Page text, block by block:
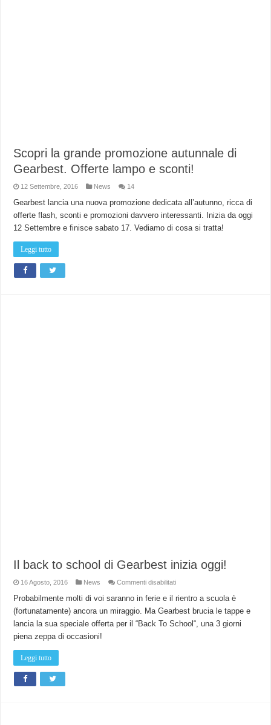
Scopri la grande promozione autunnale di
Gearbest. Offerte lampo e sconti!
12 Settembre, 2016 News 14
Gearbest lancia una nuova promozione dedicata all’autunno, ricca di
offerte flash, sconti e promozioni davvero interessanti. Inizia da oggi
12 Settembre e finisce sabato 17. Vediamo di cosa si tratta!
Leggi tutto
Il back to school di Gearbest inizia oggi!
16 Agosto, 2016 News Commenti disabilitatisu
back
to
school
Gearbest
Probabilmente molti di voi saranno in ferie e il rientro a scuola è
(fortunatamente) ancora un miraggio. Ma Gearbest brucia le tappe e
lancia la sua speciale offerta per il “Back To School“, una 3 giorni
piena zeppa di occasioni!
Leggi tutto